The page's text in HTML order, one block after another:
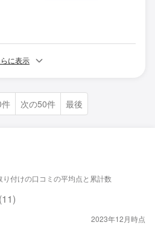
に表示
次の50件 最後
付けの口コミの平均点と累計数
(11)
2023年12月時点